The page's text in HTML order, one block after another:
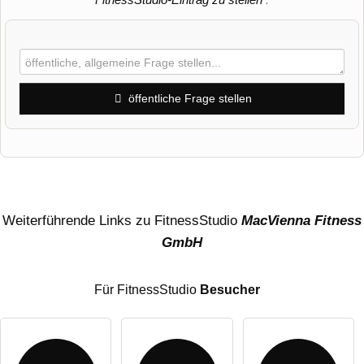
öffentliche Frage stellen
Weiterführende Links zu FitnessStudio MacVienna Fitness
GmbH
Für FitnessStudio Besucher